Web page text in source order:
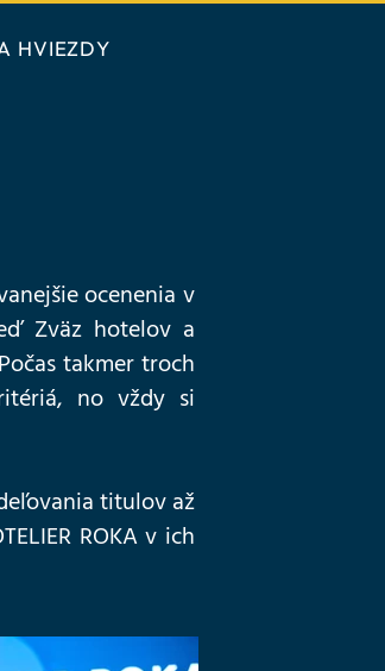
HVIEZDY
ocenenia v
Zväz hotelov a
takmer troch
no vždy si
titulov až
ROKA v ich